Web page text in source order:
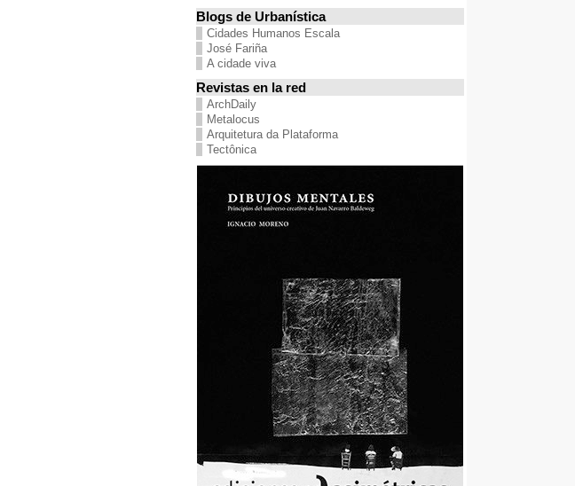
Blogs de Urbanística
Cidades Humanos Escala
José Fariña
A cidade viva
Revistas en la red
ArchDaily
Metalocus
Arquitetura da Plataforma
Tectônica